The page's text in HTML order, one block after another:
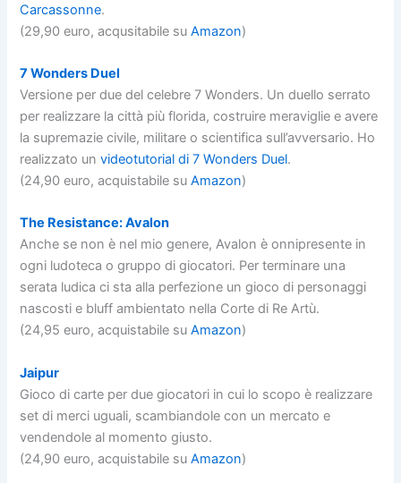
Carcassonne.
(29,90 euro, acqusitabile suAmazon)
7 Wonders Duel
Versione per due del celebre 7 Wonders. Un duello serrato
per realizzare la città più florida, costruire meraviglie e avere
la supremazie civile, militare o scientifica sull’avversario. Ho
realizzato unvideotutorial di 7 Wonders Duel.
(24,90 euro, acquistabile suAmazon)
The Resistance: Avalon
Anche se non è nel mio genere, Avalon è onnipresente in
ogni ludoteca o gruppo di giocatori. Per terminare una
serata ludica ci sta alla perfezione un gioco di personaggi
nascosti e bluff ambientato nella Corte di Re Artù.
(24,95 euro, acquistabile suAmazon)
Jaipur
Gioco di carte per due giocatori in cui lo scopo è realizzare
set di merci uguali, scambiandole con un mercato e
vendendole al momento giusto.
(24,90 euro, acquistabile suAmazon)